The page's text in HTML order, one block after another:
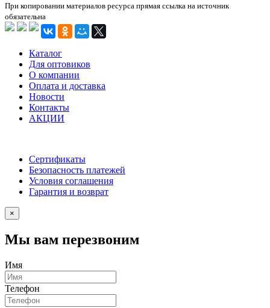
При копировании материалов ресурса прямая ссылка на источник
обязательна
Каталог
Для оптовиков
О компании
Оплата и доставка
Новости
Контакты
АКЦИИ
Сертификаты
Безопасность платежей
Условия соглашения
Гарантия и возврат
×
Мы вам перезвоним
Имя
Телефон